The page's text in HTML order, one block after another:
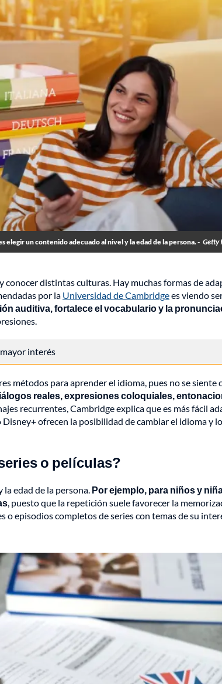
elegir un contenido adecuado al nivel y la edad de la persona. - Getty
distintas culturas. Hay muchas formas de
por la Universidad de Cambridgees viendo
auditiva, fortalece el vocabulario y la
interés
métodos para aprender el idioma, pues no se siente
reales, expresiones coloquiales,
recurrentes, Cambridge explica que es más fácil
ofrecen la posibilidad de cambiar el idioma y
o películas?
edad de la persona. Por ejemplo, para niños y
, puesto que la repetición suele favorecer la
o episodios completos de series con temas de su